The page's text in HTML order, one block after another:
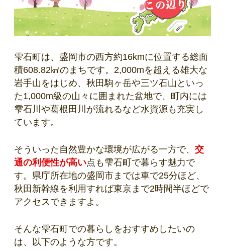
雫石町は、盛岡市の西方約16kmに位置する総面
積608.82㎢のまちです。2,000mを超える雄大な
岩手山をはじめ、秋田駒ヶ岳や三ツ石山といっ
た1,000m級の山々に囲まれた盆地で、町内には
雫石川や葛根田川が流れるなど水資源も充実し
ています。
そういった自然豊かな環境が広がる一方で、 交
通の利便性が高い点も雫石町で暮らす魅力で
す。県庁所在地の盛岡市までは車で25分ほど、
秋田新幹線を利用すれば東京まで2時間半ほどで
アクセスできますよ。
そんな雫石町での暮らしをおすすめしたいの
は、以下のような方です。